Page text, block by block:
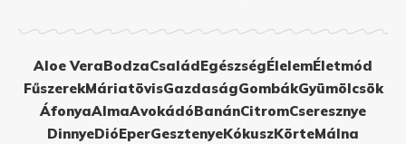
Aloe VeraBodzaCsaládEgészségÉlelemÉletmód
FűszerekMáriatövisGazdaságGombákGyümölcsök
ÁfonyaAlmaAvokádóBanánCitromCseresznye
DinnyeDióEperGesztenyeKókuszKörteMálna